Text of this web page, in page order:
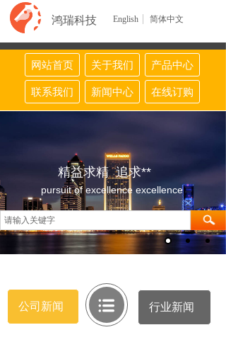
鸿瑞科技 English 简体中文
网站首页 关于我们 产品中心
联系我们 新闻中心 在线订购
精益求精 追求**
pursuit of excellence excellence
公司新闻 行业新闻